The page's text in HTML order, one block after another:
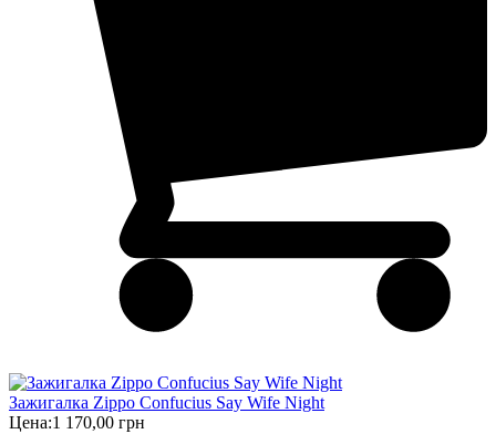
Зажигалка Zippo Confucius Say Wife Night
Цена:1 170,00 грн